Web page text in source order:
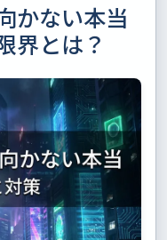
かない本当
界とは？